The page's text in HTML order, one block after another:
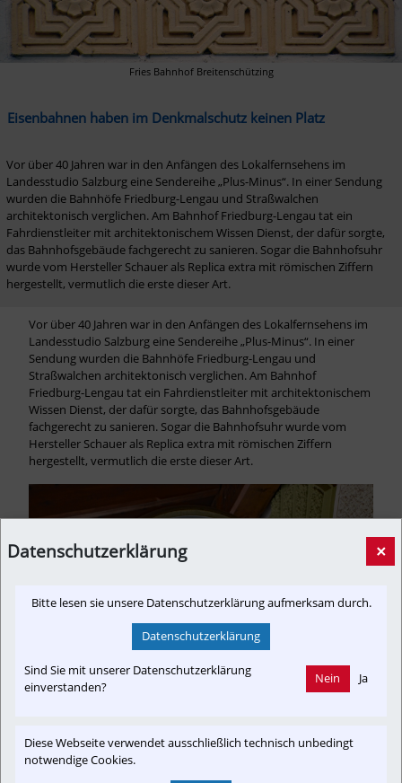
Fries Bahnhof Breitenschützing
Eisenbahnen haben im Denkmalschutz keinen Platz
Vor über 40 Jahren war in den Anfängen des Lokalfernsehens im
Landesstudio Salzburg eine Sendereihe „Plus-Minus“. In einer Sendung
wurden die Bahnhöfe Friedburg-Lengau und Straßwalchen
architektonisch verglichen. Am Bahnhof Friedburg-Lengau tat ein
Fahrdienstleiter mit architektonischem Wissen Dienst, der dafür sorgte,
das Bahnhofsgebäude fachgerecht zu sanieren. Sogar die Bahnhofsuhr
wurde vom Hersteller Schauer als Replica extra mit römischen Ziffern
hergestellt, vermutlich die erste dieser Art.
Vor über 40 Jahren war in den Anfängen des Lokalfernsehens im
Landesstudio Salzburg eine Sendereihe „Plus-Minus“. In einer
Sendung wurden die Bahnhöfe Friedburg-Lengau und
Straßwalchen architektonisch verglichen. Am Bahnhof
Friedburg-Lengau tat ein Fahrdienstleiter mit architektonischem
Wissen Dienst, der dafür sorgte, das Bahnhofsgebäude
fachgerecht zu sanieren. Sogar die Bahnhofsuhr wurde vom
Hersteller Schauer als Replica extra mit römischen Ziffern
hergestellt, vermutlich die erste dieser Art.
Datenschutzerklärung ×
Bitte lesen sie unsere Datenschutzerklärung aufmerksam durch.
Datenschutzerklärung
Sind Sie mit unserer Datenschutzerklärung
einverstanden?
Nein Ja
Diese Webseite verwendet ausschließlich technisch unbedingt
notwendige Cookies.